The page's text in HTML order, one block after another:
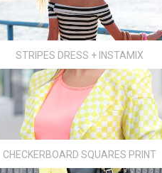
STRIPES DRESS + INSTAMIX
CHECKERBOARD SQUARES PRINT